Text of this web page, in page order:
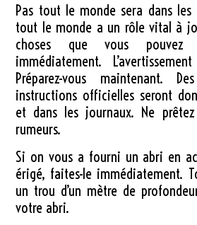
Pas tout le monde sera dans les
tout le monde a un rôle vital à
choses que vous
immédiatement.
Préparez-vous maintenant.
instructions officielles seront
et dans les journaux. Ne
rumeurs.
Si on vous a fourni un abri en
érigé, faites-le immédiatement.
un trou d’un mètre de
votre abri.